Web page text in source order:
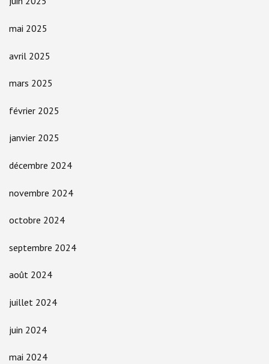
mai 2025
avril 2025
mars 2025
février 2025
janvier 2025
décembre 2024
novembre 2024
octobre 2024
septembre 2024
août 2024
juillet 2024
juin 2024
mai 2024